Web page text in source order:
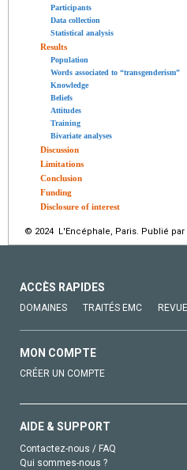
Participants
Data collection
Statistical analysis
Results
Population
Words associated to “transgenderism”
Knowledge
Beliefs
Attitudes
Training
Bivariate analyses
Discussion
Limitations
Conclusion
Funding
Disclosure of interest
© 2024 L'Encéphale, Paris. Publié par
ACCÈS RAPIDES
DOMAINES TRAITÉS EMC
MON COMPTE
CRÉER UN COMPTE
AIDE & SUPPORT
Contactez-nous / FAQ
Qui sommes-nous ?